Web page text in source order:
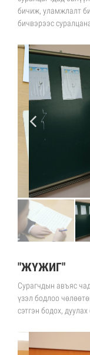
бичиж, уламжлалт
бичвэрээс
"ЖҮЖИГ"
Сурагчдын авъяс
үзэл бодлоо
сэтгэн бодох,